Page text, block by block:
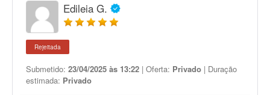
Edileia G.
Rejeitada
Submetido: 23/04/2025 às 13:22 | Oferta: Privado | Duração
estimada: Privado